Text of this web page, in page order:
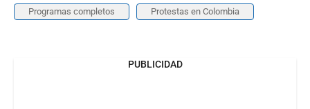
Programas completos Protestas en Colombia
PUBLICIDAD